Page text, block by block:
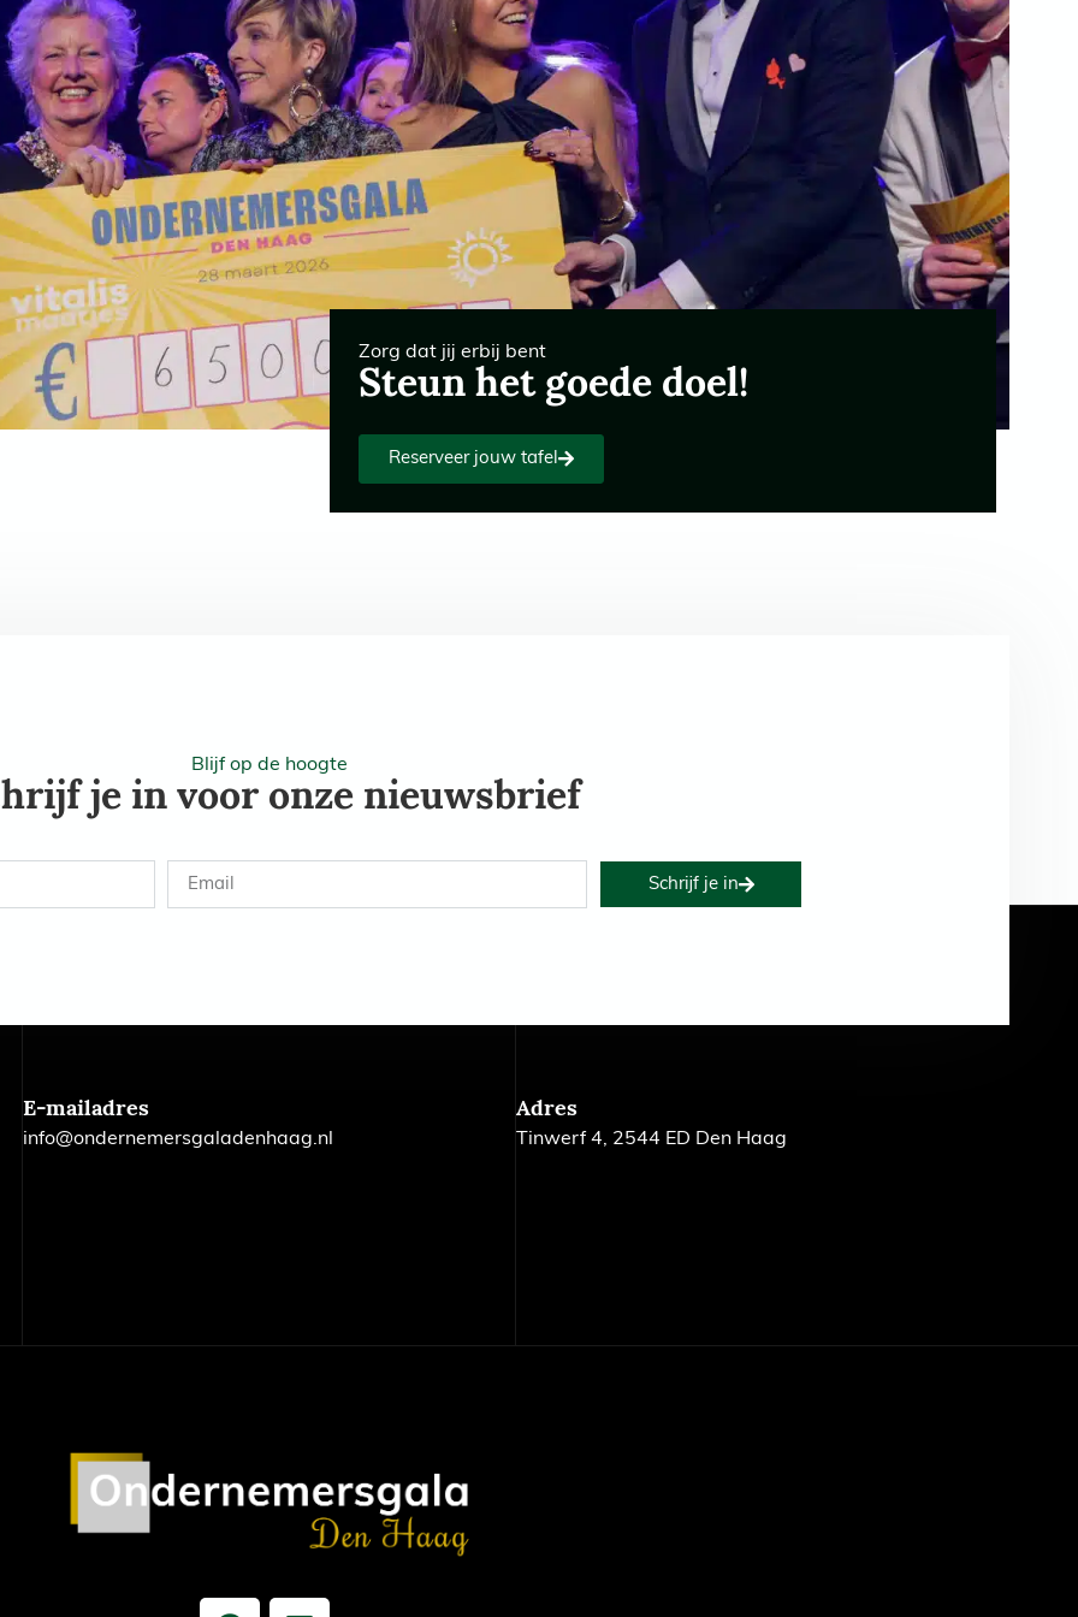
Zorg dat jij erbij bent
Steun het goede doel!
Reserveer jouw tafel
Blijf op de hoogte
je in voor onze nieuwsbrief
Schrijf je in
E-mailadres
info@ondernemersgaladenhaag.nl
Adres
Tinwerf 4, 2544 ED Den Haag